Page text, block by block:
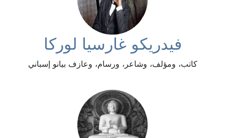
فيدريكو غارسيا لوركا
كاتب، ومؤلف، وشاعر، ورسام، وعازف بيانو إسباني